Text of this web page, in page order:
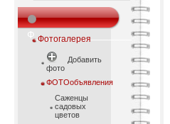
⚫
Ф_________________
Фотогалерея
Добавить
фото
ФОТОобъявления
Саженцы
садовых
цветов